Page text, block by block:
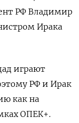
РФ Владимир
Ирака
играют
РФ и Ирак
как на
ОПЕК+.